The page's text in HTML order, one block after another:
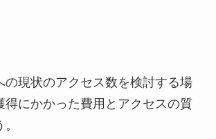
の現状のアクセス数を検討する場
得にかかった費用とアクセスの質